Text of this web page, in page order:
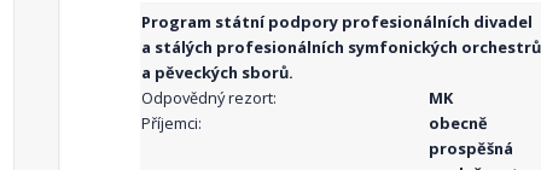
Program státní podpory profesionálních divadel
a stálých profesionálních symfonických orchestrů
a pěveckých sborů.
Odpovědný rezort:
MK
Příjemci:
obecně
prospěšná